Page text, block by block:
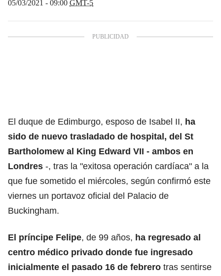
05/03/2021 - 09:00 GMT-5
El duque de Edimburgo, esposo de Isabel II, ha
sido de nuevo trasladado de hospital, del St
Bartholomew al King Edward VII - ambos en
Londres -, tras la "exitosa operación cardíaca" a la
que fue sometido el miércoles, según confirmó este
viernes un portavoz oficial del Palacio de
Buckingham.
El príncipe Felipe, de 99 años, ha regresado al
centro médico privado donde fue ingresado
inicialmente el pasado 16 de febrero tras sentirse